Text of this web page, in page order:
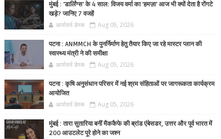
मुंबई : 'डार्लिंग्स' के 4 साल: विजय वर्मा का 'हमज़ा' आज भी क्यों देता है रोंगटे
खड़े? जानिए 7 वजहें
आर्यावर्त डेस्क Aug 05, 2026
पटना : ANMMCH के पुनर्निर्माण हेतु तैयार किए जा रहे मास्टर प्लान की
स्वास्थ्य मंत्री ने की समीक्षा
आर्यावर्त डेस्क Aug 05, 2026
पटना : कृषि अनुसंधान परिसर में नई श्रम संहिताओं पर जागरूकता कार्यक्रम
आयोजित
आर्यावर्त डेस्क Aug 05, 2026
मुंबई : तारा सुतारिया बनीं मैककैफे की ब्रांड एंबेसडर, उत्तर और पूर्व भारत में
200 आउटलेट पूरे होने का जश्न